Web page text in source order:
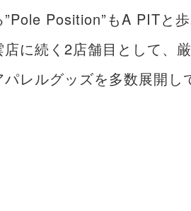
Position”もA PITと歩
店に続く2店舗目として、
パレルグッズを多数展開し